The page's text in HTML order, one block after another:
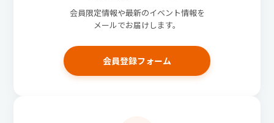
会員限定情報や最新のイベント情報を
メールでお届けします。
会員登録フォーム